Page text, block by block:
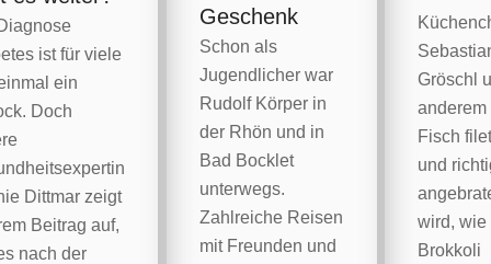
ist für viele
ein
Doch
Dittmar zeigt
Beitrag auf,
nach der
Geschenk
Schon als
Jugendlicher war
Rudolf Körper in
der Rhön und in
Bad Bocklet
unterwegs.
Zahlreiche Reisen
mit Freunden und
Gröschl
anderem
Fisch
und
wird, wie
Brokkoli